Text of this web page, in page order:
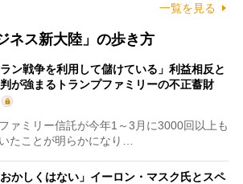
一覧を見る
ネス新大陸」の歩き方
ラン戦争を利用して儲けている」利益相反と
が強まるトランプファミリーの不正蓄財
ァミリー信託が今年1～3月に3000回以上も
たことが明らかになり…
おかしくはない」イーロン・マスク氏とスペ